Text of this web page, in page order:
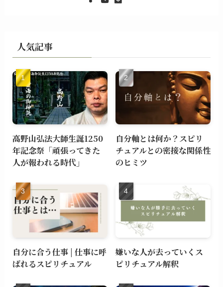
人気記事
高野山弘法大師生誕1250
年記念祭「頑張ってきた
人が報われる時代」
自分軸とは何か？スピリ
チュアルとの密接な関係性
のヒミツ
自分に合う仕事 | 仕事に呼
ばれるスピリチュアル
嫌いな人が去っていくス
ピリチュアル解釈